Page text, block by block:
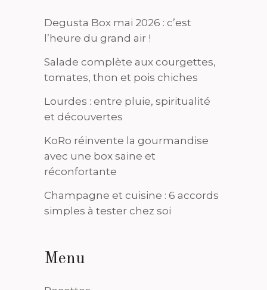
Degusta Box mai 2026 : c’est
l’heure du grand air !
Salade complète aux courgettes,
tomates, thon et pois chiches
Lourdes : entre pluie, spiritualité
et découvertes
KoRo réinvente la gourmandise
avec une box saine et
réconfortante
Champagne et cuisine : 6 accords
simples à tester chez soi
Menu